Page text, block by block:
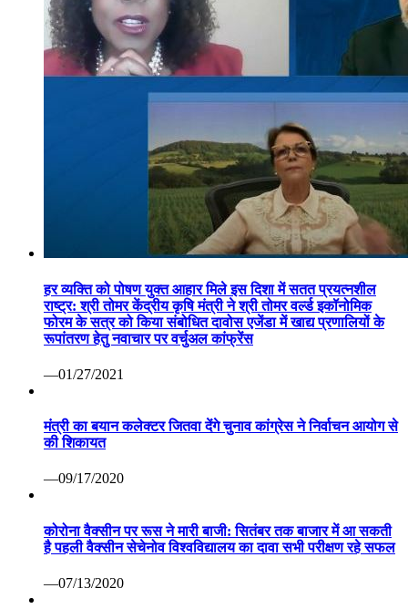
हर व्यक्ति को पोषण युक्त आहार मिले इस दिशा में सतत प्रयत्नशील
राष्ट्र: श्री तोमर केंद्रीय कृषि मंत्री ने श्री तोमर वर्ल्ड इकॉनोमिक
फोरम के सत्र को किया संबोधित दावोस एजेंडा में खाद्य प्रणालियों के
रूपांतरण हेतु नवाचार पर वर्चुअल कांफ्रेंस
—01/27/2021
मंत्री का बयान कलेक्टर जितवा देंगे चुनाव कांग्रेस ने निर्वाचन आयोग से
की शिकायत
—09/17/2020
कोरोना वैक्सीन पर रूस ने मारी बाजी: सितंबर तक बाजार में आ सकती
है पहली वैक्सीन सेचेनोव विश्वविद्यालय का दावा सभी परीक्षण रहे सफल
—07/13/2020